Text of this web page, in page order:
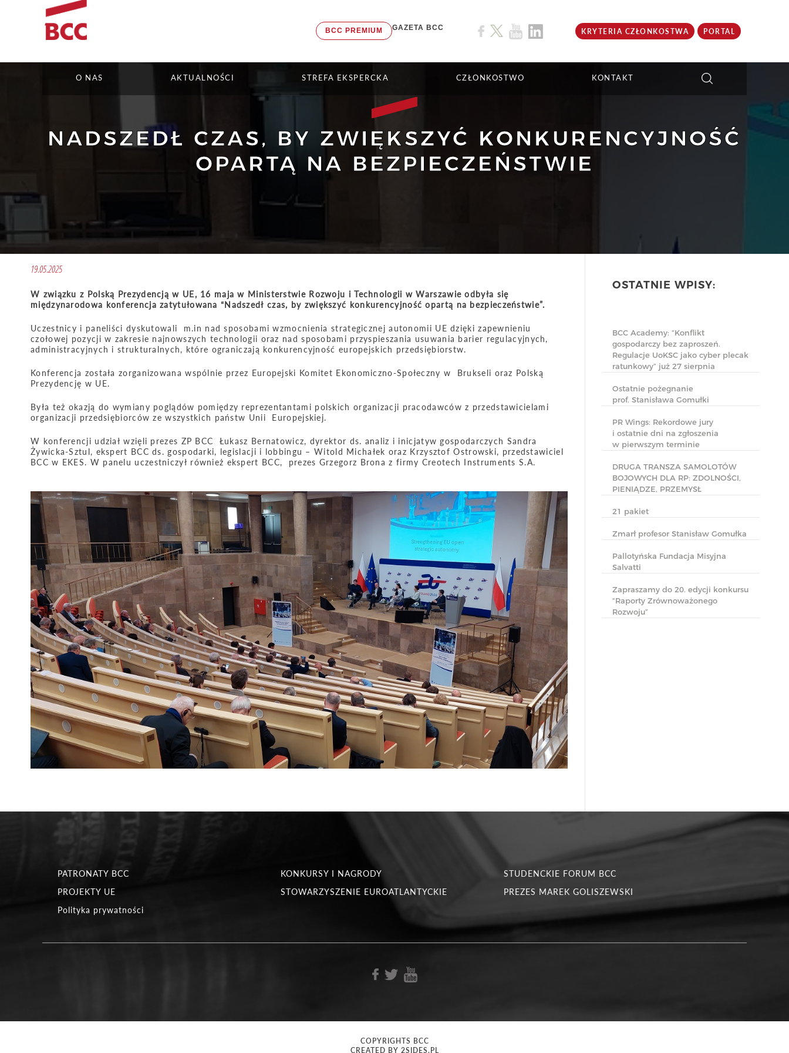
BCC PREMIUM GAZETA BCC KRYTERIA CZŁONKOSTWA PORTAL
O NAS AKTUALNOŚCI STREFA EKSPERCKA CZŁONKOSTWO KONTAKT
NADSZEDŁ CZAS, BY ZWIĘKSZYĆ KONKURENCYJNOŚĆ
OPARTĄ NA BEZPIECZEŃSTWIE
OSTATNIE WPISY:
BCC Academy: “Konflikt
gospodarczy bez zaproszeń.
Regulacje UoKSC jako cyber plecak
ratunkowy” już 27 sierpnia
Ostatnie pożegnanie
prof. Stanisława Gomułki
PR Wings: Rekordowe jury
i ostatnie dni na zgłoszenia
w pierwszym terminie
DRUGA TRANSZA SAMOLOTÓW
BOJOWYCH DLA RP: ZDOLNOŚCI,
PIENIĄDZE, PRZEMYSŁ
21 pakiet
Zmarł profesor Stanisław Gomułka
Pallotyńska Fundacja Misyjna
Salvatti
Zapraszamy do 20. edycji konkursu
“Raporty Zrównoważonego
Rozwoju”
19.05.2025
W związku z Polską Prezydencją w UE, 16 maja w Ministerstwie Rozwoju i Technologii w Warszawie odbyła się
międzynarodowa konferencja zatytułowana “Nadszedł czas, by zwiększyć konkurencyjność opartą na bezpieczeństwie”.
Uczestnicy i paneliści dyskutowali m.in nad sposobami wzmocnienia strategicznej autonomii UE dzięki zapewnieniu
czołowej pozycji w zakresie najnowszych technologii oraz nad sposobami przyspieszania usuwania barier regulacyjnych,
administracyjnych i strukturalnych, które ograniczają konkurencyjność europejskich przedsiębiorstw.
Konferencja została zorganizowana wspólnie przez Europejski Komitet Ekonomiczno-Społeczny w Brukseli oraz Polską
Prezydencję w UE.
Była też okazją do wymiany poglądów pomiędzy reprezentantami polskich organizacji pracodawców z przedstawicielami
organizacji przedsiębiorców ze wszystkich państw Unii Europejskiej.
W konferencji udział wzięli prezes ZP BCC Łukasz Bernatowicz, dyrektor ds. analiz i inicjatyw gospodarczych Sandra
Żywicka-Sztul, ekspert BCC ds. gospodarki, legislacji i lobbingu – Witold Michałek oraz Krzysztof Ostrowski, przedstawiciel
BCC w EKES. W panelu uczestniczył również ekspert BCC, prezes Grzegorz Brona z firmy Creotech Instruments S.A.
PATRONATY BCC KONKURSY I NAGRODY
STUDENCKIE FORUM BCC
PROJEKTY UE
STOWARZYSZENIE EUROATLANTYCKIE
PREZES MAREK GOLISZEWSKI
Polityka prywatności
COPYRIGHTS BCC
CREATED BY 2SIDES.PL